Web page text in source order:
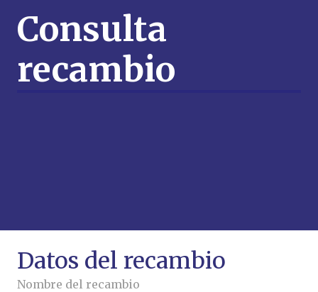
Consulta
recambio
Datos del recambio
Nombre del recambio